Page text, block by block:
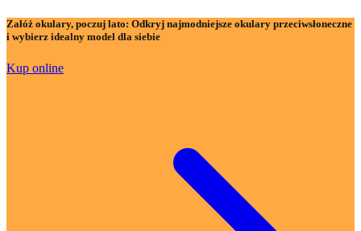
Załóż okulary, poczuj lato: Odkryj najmodniejsze okulary przeciwsłoneczne
i wybierz idealny model dla siebie
Kup online